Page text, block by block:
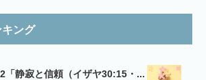
ング
「静寂と信頼（イザヤ30:15・...